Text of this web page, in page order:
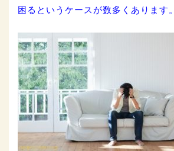
困るというケースが数多くあります。